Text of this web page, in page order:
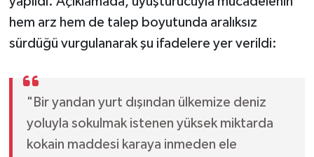
hem arz hem de talep boyutunda aralıksız
sürdüğü vurgulanarak şu ifadelere yer verildi:
"Bir yandan yurt dışından ülkemize deniz
yoluyla sokulmak istenen yüksek miktarda
kokain maddesi karaya inmeden ele